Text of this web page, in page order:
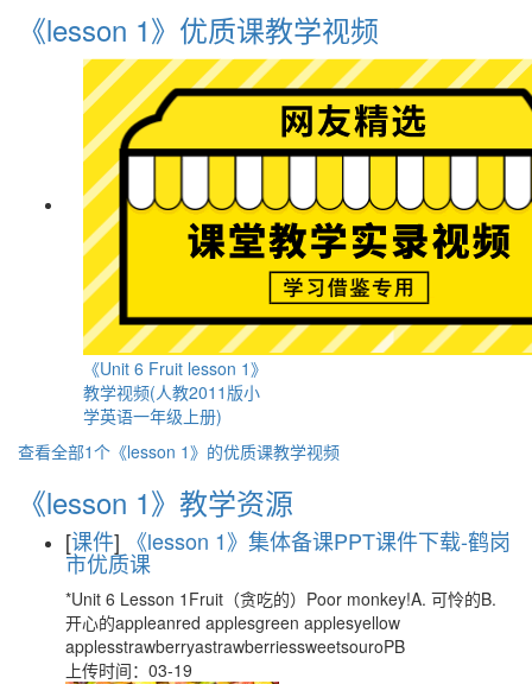
《lesson 1》优质课教学视频
《Unit 6 Fruit lesson 1》
教学视频(人教2011版小
学英语一年级上册)
查看全部1个《lesson 1》的优质课教学视频
《lesson 1》教学资源
[课件] 《lesson 1》集体备课PPT课件下载-鹤岗
市优质课
*Unit 6 Lesson 1Fruit（贪吃的）Poor monkey!A. 可怜的B.
开心的appleanred applesgreen applesyellow
applesstrawberryastrawberriessweetsouroPB
上传时间：03-19